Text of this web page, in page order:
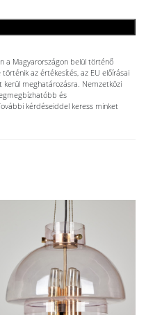
a Magyarországon belül történő
az értékesítés, az EU előírásai
kerül meghatározásra. Nemzetközi
és
kérdéseiddel keress minket